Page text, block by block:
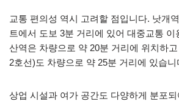
교통 편의성 역시 고려할 점입니다. 낫개
트에서 도보 3분 거리에 있어 대중교통 이
산역은 차량으로 약 20분 거리에 위치하
2호선)도 차량으로 약 25분 거리에 있습니
상업 시설과 여가 공간도 다양하게 분포